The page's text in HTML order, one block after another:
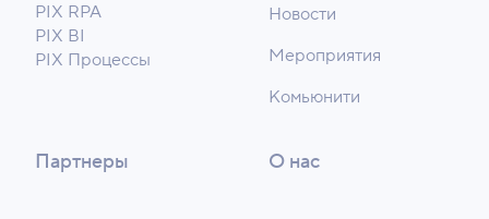
PIX RPA
PIX BI
PIX Процессы
Новости
Мероприятия
Комьюнити
Партнеры О нас